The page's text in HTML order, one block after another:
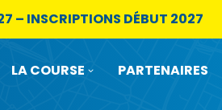
– INSCRIPTIONS DÉBUT 2027
LA COURSE PARTENAIRES